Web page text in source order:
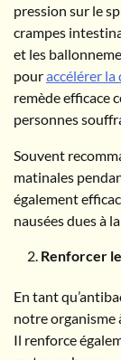
pression sur le
crampes
et les
pouraccélérer la
remède efficace
personnes
Souvent
matinales
également
nausées dues à
Renforcer
En tant
notre organisme
Il renforce